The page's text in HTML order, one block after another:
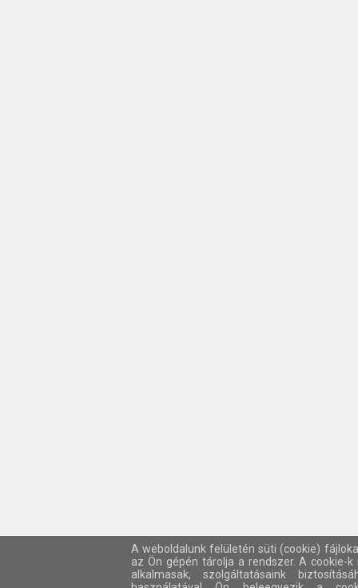
A weboldalunk felületén süti (cookie)
az Ön gépén tárolja a rendszer. A cookie-
alkalmasak, szolgáltatásaink